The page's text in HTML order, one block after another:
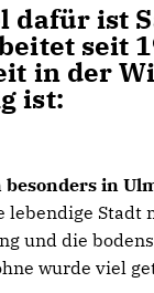
dafür ist
seit
in der
ist:
besonders in
lebendige
und die
wurde viel